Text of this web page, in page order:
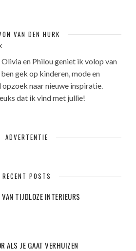
VAN DEN HURK
en Philou geniet ik volop van
gek op kinderen, mode en
naar nieuwe inspiratie.
dat ik vind met jullie!
ADVERTENTIE
RECENT POSTS
VAN TIJDLOZE INTERIEURS
ALS JE GAAT VERHUIZEN